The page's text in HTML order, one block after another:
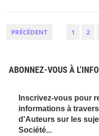
PAGINATION
PRÉCÉDENT 1 2
ABONNEZ-VOUS À
Inscrivez-vous pour
informations à
d'Auteurs sur les
Société...